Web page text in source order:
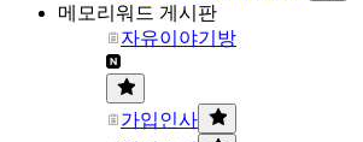
메모리워드 게시판
자유이야기방
가입인사